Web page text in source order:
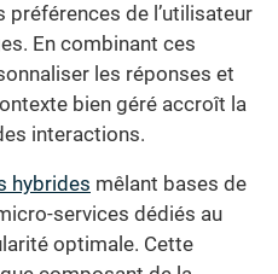
préférences de l’utilisateur
En combinant ces
les réponses et
bien géré accroît la
interactions.
hybrides mêlant bases de
services dédiés au
optimale. Cette